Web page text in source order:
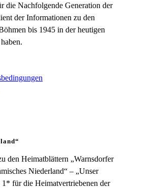
die Nachfolgende Generation der
der Informationen zu den
bis 1945 in der heutigen
den Heimatblättern „Warnsdorfer
Niederland“ – „Unser
für die Heimatvertriebenen der